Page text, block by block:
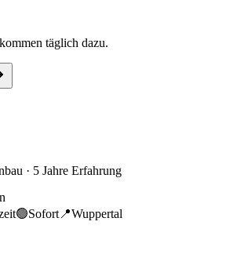
täglich dazu.
· 5 Jahre Erfahrung
🟢Sofort 📍Wuppertal